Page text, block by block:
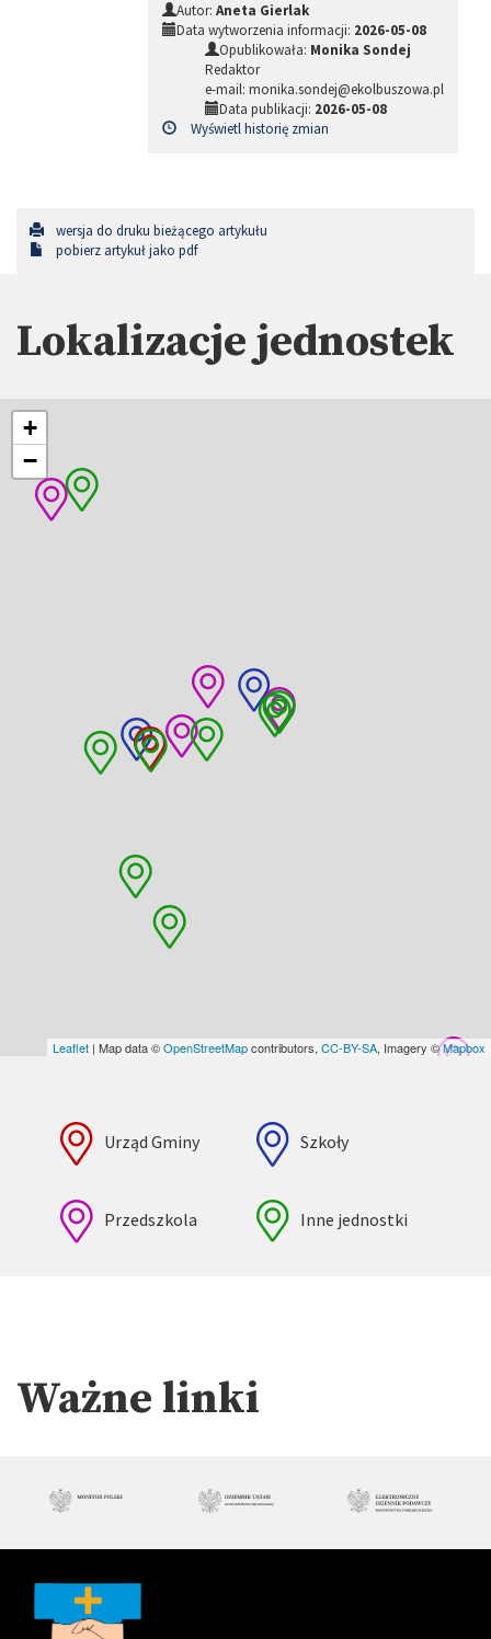
Autor: Aneta Gierlak
Data wytworzenia informacji: 2026-05-08
Opublikowała: Monika Sondej
Redaktor
e-mail: monika.sondej@ekolbuszowa.pl
Data publikacji: 2026-05-08
Wyświetl historię zmian
wersja do druku bieżącego artykułu
pobierz artykuł jako pdf
Lokalizacje jednostek
+
−
Leaflet | Map data ©OpenStreetMapcontributors, CC-BY-SA, Imagery ©Mapbox
Urząd Gminy Szkoły
Przedszkola Inne jednostki
Ważne linki